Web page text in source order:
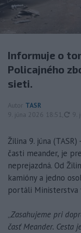
Informuje o
Policajného
sieti.
Autor TASR
9. júna 2026 18:51
9.
Žilina 9. júna
časti meander, je
neprejazdná. Od
kamióny a jedno
portáli Ministerstva
„Zasahujeme pri
časť Meander. Cesta